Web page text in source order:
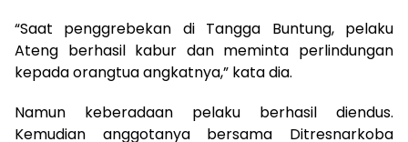
“Saat penggrebekan di Tangga Buntung, pelaku
Ateng berhasil kabur dan meminta perlindungan
kepada orangtua angkatnya,” kata dia.
Namun keberadaan pelaku berhasil diendus.
Kemudian anggotanya bersama Ditresnarkoba